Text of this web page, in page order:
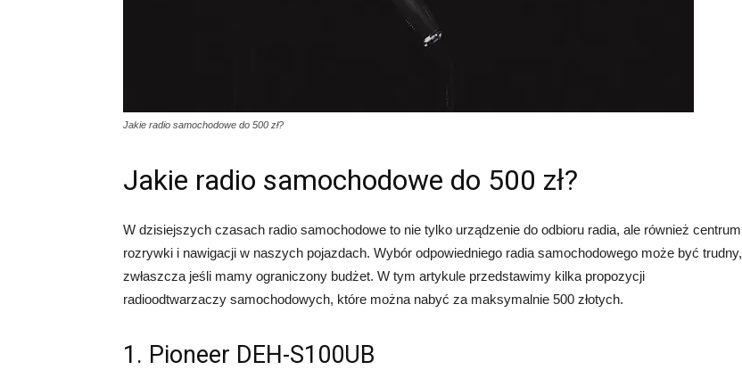
Jakie radio samochodowe do 500 zł?
Jakie radio samochodowe do 500 zł?
W dzisiejszych czasach radio samochodowe to nie tylko urządzenie do odbioru radia, ale również centrum
rozrywki i nawigacji w naszych pojazdach. Wybór odpowiedniego radia samochodowego może być trudny,
zwłaszcza jeśli mamy ograniczony budżet. W tym artykule przedstawimy kilka propozycji
radioodtwarzaczy samochodowych, które można nabyć za maksymalnie 500 złotych.
1. Pioneer DEH-S100UB